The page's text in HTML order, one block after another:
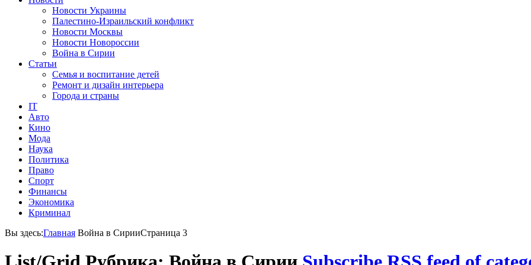
Новости Украины
Палестино-Израильский конфликт
Новости Москвы
Новости Новороссии
Война в Сирии
Статьи
Семья и воспитание детей
Ремонт и дизайн интерьера
Города и страны
IT
Авто
Кино
Мода
Наука
Политика
Право
Спорт
Финансы
Экономика
Криминал
Вы здесь:Главная Война в СирииСтраница 3